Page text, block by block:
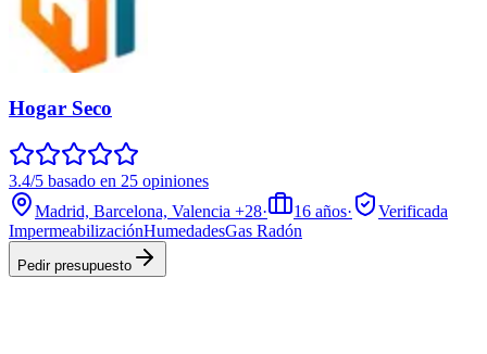
Hogar Seco
3.4/5 basado en 25 opiniones
Madrid, Barcelona, Valencia +28· 16 años·
Verificada
ImpermeabilizaciónHumedadesGas Radón
Pedir presupuesto